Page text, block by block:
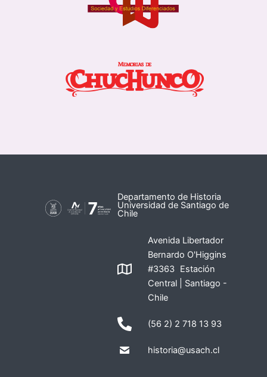
Departamento de Historia
Universidad de Santiago de
Chile
Avenida Libertador
Bernardo O'Higgins
#3363 Estación
Central | Santiago -
Chile
(56 2) 2 718 13 93
historia@usach.cl